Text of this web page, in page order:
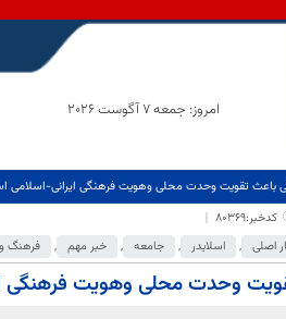
امروز: جمعه 7 آگوست 2026
باعث تقویت وحدت محلی وهویت فرهنگی ایرانی-اسلامی
کدخبر:80369
اصلی , اسلایدر , جامعه , خبر مهم , فرهنگ
وحدت محلی وهویت فرهنگی